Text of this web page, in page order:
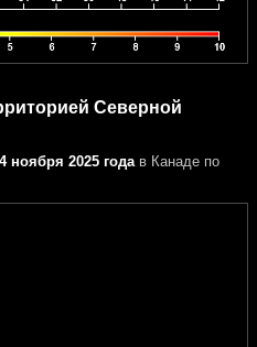
Северной
ноября 2025 годав Канаде по